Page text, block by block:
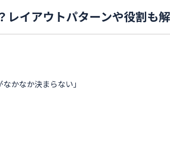
レイアウトパターンや役割も
かなか決まらない」